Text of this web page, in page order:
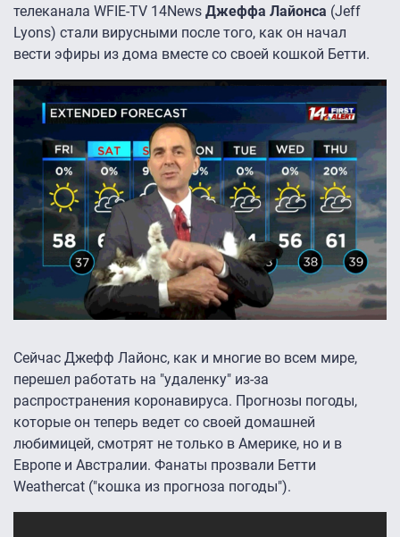
телеканала WFIE-TV 14News Джеффа Лайонса (Jeff
Lyons) стали вирусными после того, как он начал
вести эфиры из дома вместе со своей кошкой Бетти.
Сейчас Джефф Лайонс, как и многие во всем мире,
перешел работать на "удаленку" из-за
распространения коронавируса. Прогнозы погоды,
которые он теперь ведет со своей домашней
любимицей, смотрят не только в Америке, но и в
Европе и Австралии. Фанаты прозвали Бетти
Weathercat ("кошка из прогноза погоды").